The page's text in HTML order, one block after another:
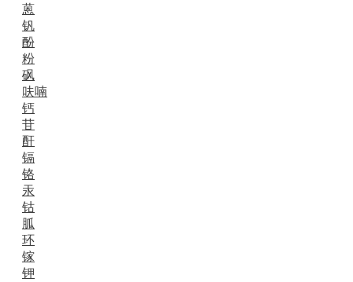
蒽
钒
酚
粉
砜
呋喃
钙
苷
酐
镉
铬
汞
钴
胍
环
镓
钾